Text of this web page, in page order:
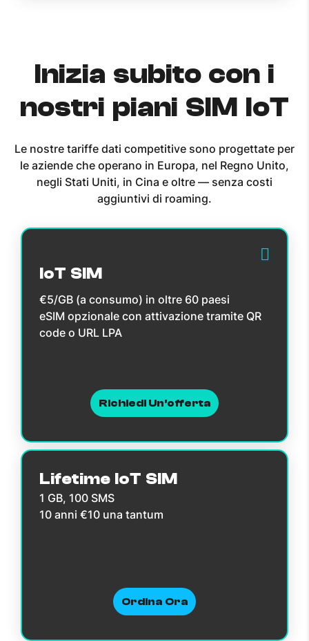
Inizia subito con i
nostri piani SIM IoT
Le nostre tariffe dati competitive sono progettate per
le aziende che operano in Europa, nel Regno Unito,
negli Stati Uniti, in Cina e oltre — senza costi
aggiuntivi di roaming.
IoT SIM
€5/GB (a consumo) in oltre 60 paesi
eSIM opzionale con attivazione tramite QR
code o URL LPA
Richiedi Un'offerta
Lifetime IoT SIM
1 GB, 100 SMS
10 anni €10 una tantum
Ordina Ora